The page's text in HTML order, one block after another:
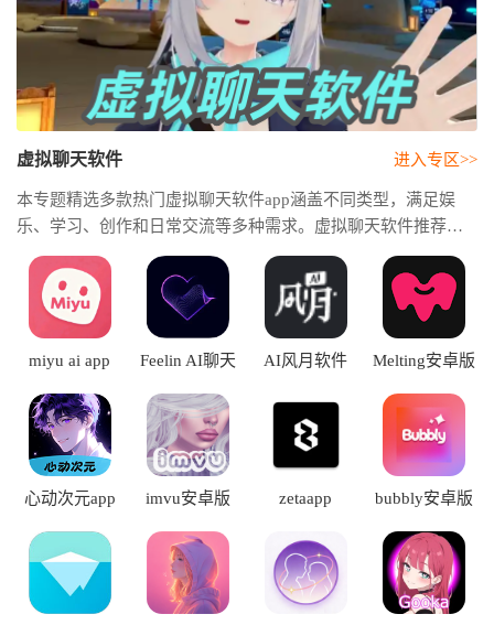
虚拟聊天软件
本专题精选多款热门虚拟聊天软件app涵盖不同类型，满足娱
乐、学习、创作和日常交流等多种需求。虚拟聊天软件推荐帮
助用户快速找到适合自己的聊天工具。AI虚拟聊天软件支持自
然语言碎花、个性化聊天和智能回复，让沟通更加真实流畅，
为用户带来更加丰富、有趣的智能互动体验。
进入专区>>
miyu ai app
Feelin AI聊天
AI风月软件 Melting安卓版
心动次元app imvu安卓版 zetaapp bubbly安卓版